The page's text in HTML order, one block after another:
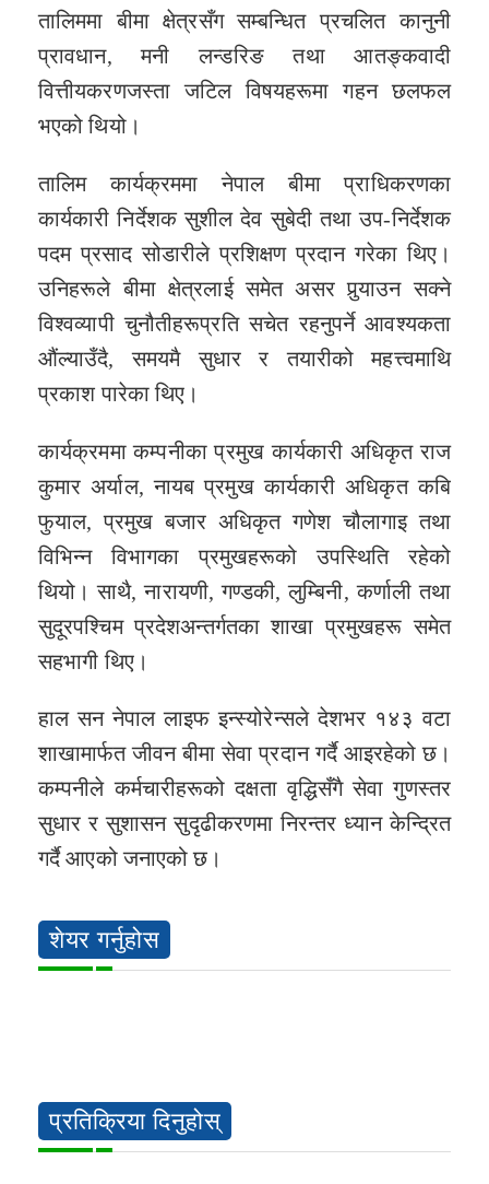
तालिममा बीमा क्षेत्रसँग सम्बन्धित प्रचलित कानुनी
प्रावधान, मनी लन्डरिङ तथा आतङ्कवादी
वित्तीयकरणजस्ता जटिल विषयहरूमा गहन छलफल
भएको थियो।
तालिम कार्यक्रममा नेपाल बीमा प्राधिकरणका
कार्यकारी निर्देशक सुशील देव सुबेदी तथा उप-निर्देशक
पदम प्रसाद सोडारीले प्रशिक्षण प्रदान गरेका थिए।
उनिहरूले बीमा क्षेत्रलाई समेत असर पुर्‍याउन सक्ने
विश्वव्यापी चुनौतीहरूप्रति सचेत रहनुपर्ने आवश्यकता
औंल्याउँदै, समयमै सुधार र तयारीको महत्त्वमाथि
प्रकाश पारेका थिए।
कार्यक्रममा कम्पनीका प्रमुख कार्यकारी अधिकृत राज
कुमार अर्याल, नायब प्रमुख कार्यकारी अधिकृत कबि
फुयाल, प्रमुख बजार अधिकृत गणेश चौलागाइ तथा
विभिन्न विभागका प्रमुखहरूको उपस्थिति रहेको
थियो। साथै, नारायणी, गण्डकी, लुम्बिनी, कर्णाली तथा
सुदूरपश्चिम प्रदेशअन्तर्गतका शाखा प्रमुखहरू समेत
सहभागी थिए।
हाल सन नेपाल लाइफ इन्स्योरेन्सले देशभर १४३ वटा
शाखामार्फत जीवन बीमा सेवा प्रदान गर्दै आइरहेको छ।
कम्पनीले कर्मचारीहरूको दक्षता वृद्धिसँगै सेवा गुणस्तर
सुधार र सुशासन सुदृढीकरणमा निरन्तर ध्यान केन्द्रित
गर्दै आएको जनाएको छ।
शेयर गर्नुहोस
प्रतिक्रिया दिनुहोस्